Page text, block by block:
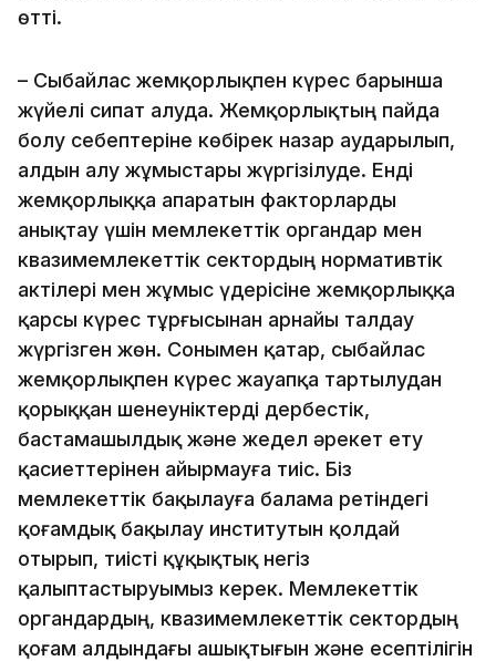
өтті.
– Сыбайлас жемқорлықпен күрес барынша
жүйелі сипат алуда. Жемқорлықтың пайда
болу себептеріне көбірек назар аударылып,
алдын алу жұмыстары жүргізілуде. Енді
жемқорлыққа апаратын факторларды
анықтау үшін мемлекеттік органдар мен
квазимемлекеттік сектордың нормативтік
актілері мен жұмыс үдерісіне жемқорлыққа
қарсы күрес тұрғысынан арнайы талдау
жүргізген жөн. Сонымен қатар, сыбайлас
жемқорлықпен күрес жауапқа тартылудан
қорыққан шенеуніктерді дербестік,
бастамашылдық және жедел әрекет ету
қасиеттерінен айырмауға тиіс. Біз
мемлекеттік бақылауға балама ретіндегі
қоғамдық бақылау институтын қолдай
отырып, тиісті құқықтық негіз
қалыптастыруымыз керек. Мемлекеттік
органдардың, квазимемлекеттік сектордың
қоғам алдындағы ашықтығын және есептілігін